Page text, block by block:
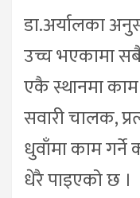
डा.अर्यालका
उच्च भएकामा
एकै स्थानमा काम
सवारी चालक,
धुवाँमा काम
धेरै पाइएको छ ।